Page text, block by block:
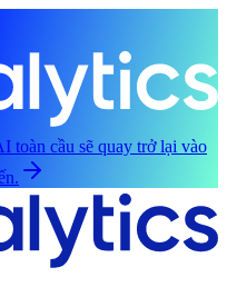
toàn cầu sẽ quay trở lại vào